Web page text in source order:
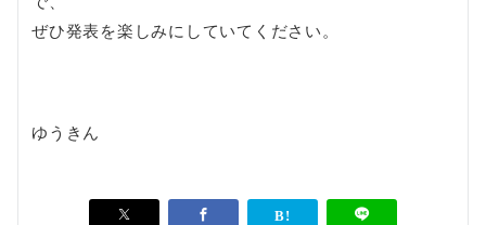
ぜひ発表を楽しみにしていてください。
ゆうきん